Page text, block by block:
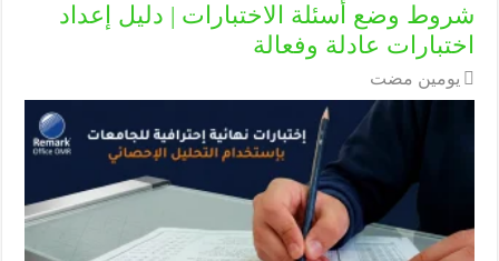
شروط وضع أسئلة الاختبارات | دليل إعداد
اختبارات عادلة وفعالة
‏يومين مضت